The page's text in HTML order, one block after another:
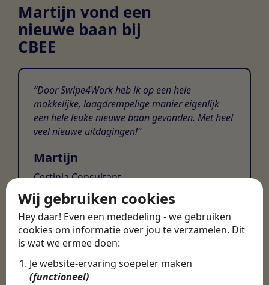
Wij gebruiken cookies
Hey daar! Even een mededeling - we gebruiken
cookies om informatie over jou te verzamelen. Dit
is wat we ermee doen:
Je website-ervaring soepeler maken
(functioneel)
Martijn vond een
nieuwe baan bij
CBEE
Door Swipe4Work heb ik op een hele
makkelijke, laagdrempelige manier eigenlijk
een hele leuke nieuwe baan gevonden. Met heel
veel nieuwe uitdagingen!
Martijn
Certinia Consultant